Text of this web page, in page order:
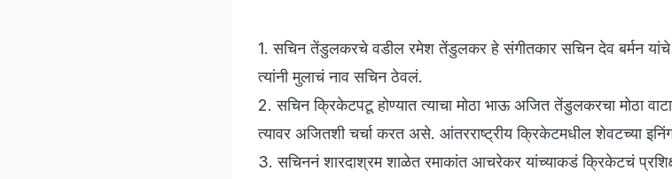
1. सचिन तेंडुलकरचे वडील रमेश तेंडुलकर हे संगीतकार सचिन देव बर्मन यांचे
त्यांनी मुलाचं नाव सचिन ठेवलं.
2. सचिन क्रिकेटपटू होण्यात त्याचा मोठा भाऊ अजित तेंडुलकरचा मोठा
त्यावर अजितशी चर्चा करत असे. आंतरराष्ट्रीय क्रिकेटमधील शेवटच्या
3. सचिननं शारदाश्रम शाळेत रमाकांत आचरेकर यांच्याकडं क्रिकेटचं